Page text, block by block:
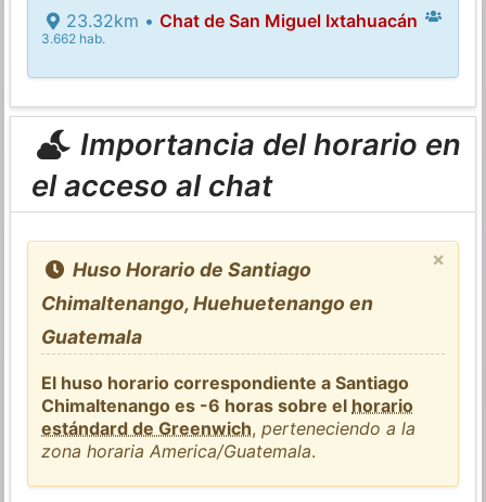
23.32km • Chat de San Miguel Ixtahuacán
3.662 hab.
Importancia del horario en
el acceso al chat
×
Huso Horario de Santiago
Chimaltenango, Huehuetenango en
Guatemala
El huso horario correspondiente a Santiago
Chimaltenango es -6 horas sobre el horario
estándard de Greenwich,perteneciendo a la
zona horaria America/Guatemala.